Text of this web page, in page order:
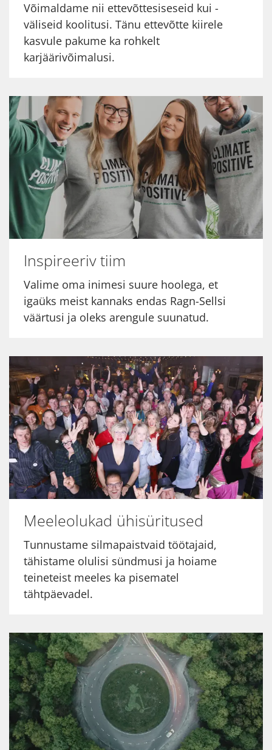
Võimaldame nii ettevõttesiseseid kui -
väliseid koolitusi. Tänu ettevõtte kiirele
kasvule pakume ka rohkelt
karjäärivõimalusi.
Inspireeriv tiim
Valime oma inimesi suure hoolega, et
igaüks meist kannaks endas Ragn-Sellsi
väärtusi ja oleks arengule suunatud.
Meeleolukad ühisüritused
Tunnustame silmapaistvaid töötajaid,
tähistame olulisi sündmusi ja hoiame
teineteist meeles ka pisematel
tähtpäevadel.